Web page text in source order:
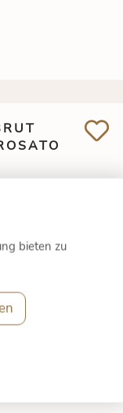
Liter(17,20 €* / 1
bieten zu